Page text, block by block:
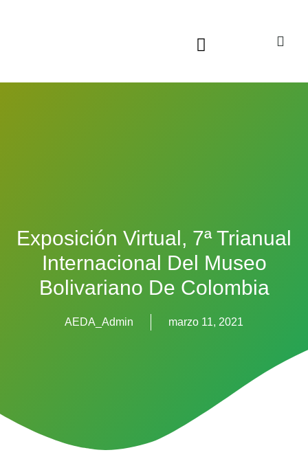
Exposición Virtual, 7ª Trianual
Internacional Del Museo
Bolivariano De Colombia
AEDA_Admin marzo 11, 2021